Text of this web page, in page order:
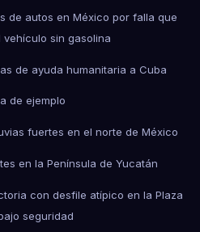
de autos en México por falla que
sin gasolina
de ayuda humanitaria a Cuba
de ejemplo
fuertes en el norte de México
en la Península de Yucatán
con desfile atípico en la Plaza
seguridad